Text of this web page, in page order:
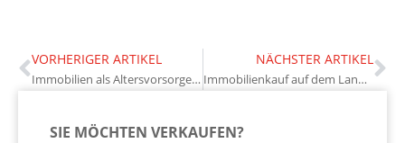
VORHERIGER ARTIKEL
Immobilien als Altersvorsorge: Wann sich die Investition lohnt
NÄCHSTER ARTIKEL
Immobilienkauf auf dem Land: Welche Chancen sich bieten
SIE MÖCHTEN VERKAUFEN?